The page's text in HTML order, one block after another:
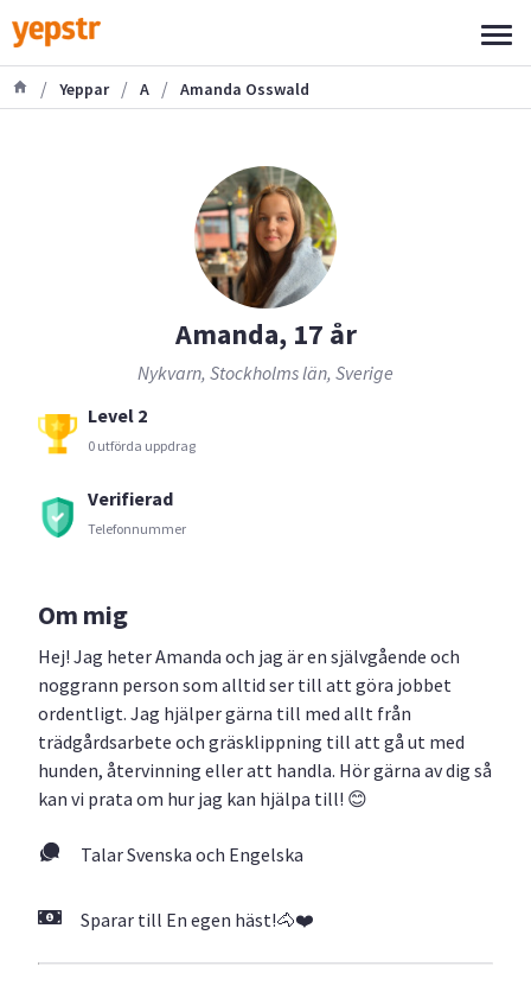
/ Yeppar / A / Amanda Osswald
Amanda, 17 år
Nykvarn, Stockholms län, Sverige
Level 2
0 utförda uppdrag
Verifierad
Telefonnummer
Om mig
Hej! Jag heter Amanda och jag är en självgående och
noggrann person som alltid ser till att göra jobbet
ordentligt. Jag hjälper gärna till med allt från
trädgårdsarbete och gräsklippning till att gå ut med
hunden, återvinning eller att handla. Hör gärna av dig så
kan vi prata om hur jag kan hjälpa till! 😊
Talar Svenska och Engelska
Sparar till En egen häst!🐴❤️